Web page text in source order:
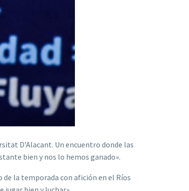
D’Alacant. Un encuentro donde las
bien y nos lo hemos ganado».
la temporada con afición en el Ríos